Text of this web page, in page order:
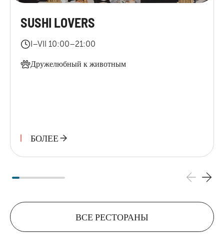
SUSHI LOVERS
I–VII 10:00–21:00
Дружелюбный к животным
БОЛЕЕ
ВСЕ РЕСТОРАНЫ